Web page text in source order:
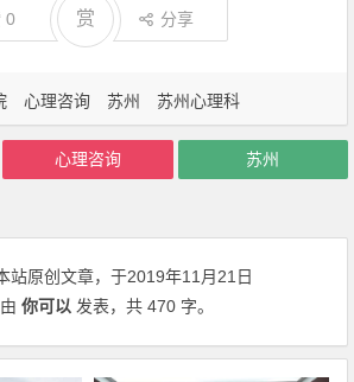
心理咨询 苏州 苏州心理科
0 赏 分享
心理咨询 苏州
站原创文章，于2019年11月21日
由你可以 发表，共 470 字。